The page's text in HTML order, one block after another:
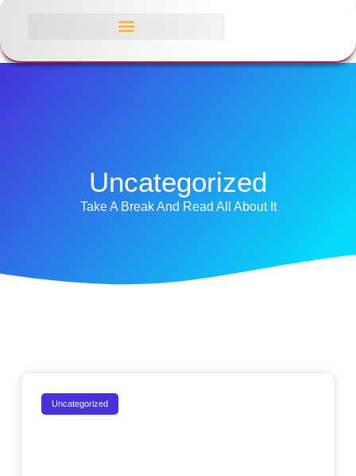
Uncategorized
Take A Break And Read All About It
Uncategorized